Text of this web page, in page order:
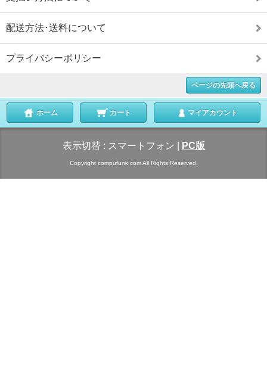
配送方法･送料について
プライバシーポリシー
ページの先頭へ戻る
ホーム カート マイアカウント
表示切替 : スマートフォン PC版
Copyright compufunk.com All Rights Reserved.